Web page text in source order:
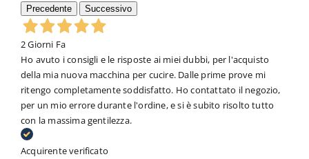
Precedente Successivo
2 Giorni Fa
Ho avuto i consigli e le risposte ai miei dubbi, per l'acquisto
della mia nuova macchina per cucire. Dalle prime prove mi
ritengo completamente soddisfatto. Ho contattato il negozio,
per un mio errore durante l'ordine, e si è subito risolto tutto
con la massima gentilezza.
Acquirente verificato